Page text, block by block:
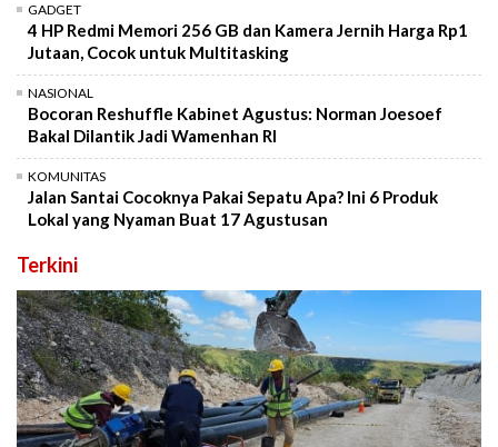
GADGET
4 HP Redmi Memori 256 GB dan Kamera Jernih Harga Rp1
Jutaan, Cocok untuk Multitasking
NASIONAL
Bocoran Reshuffle Kabinet Agustus: Norman Joesoef
Bakal Dilantik Jadi Wamenhan RI
KOMUNITAS
Jalan Santai Cocoknya Pakai Sepatu Apa? Ini 6 Produk
Lokal yang Nyaman Buat 17 Agustusan
Terkini